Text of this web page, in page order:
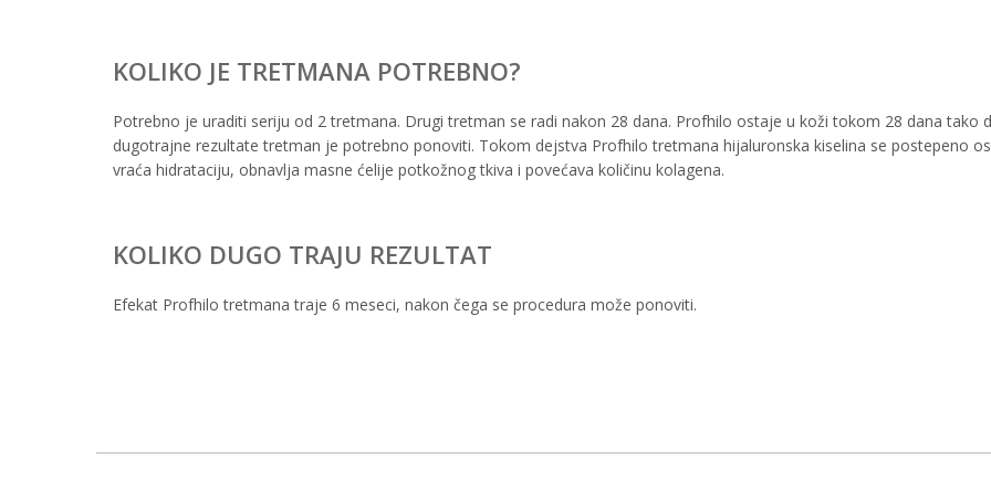
KOLIKO JE TRETMANA POTREBNO?
Potrebno je uraditi seriju od 2 tretmana. Drugi tretman se radi nakon 28 dana. Profhilo ostaje u koži tokom 28 dana tako
dugotrajne rezultate tretman je potrebno ponoviti. Tokom dejstva Profhilo tretmana hijaluronska kiselina se postepeno
vraća hidrataciju, obnavlja masne ćelije potkožnog tkiva i povećava količinu kolagena.
KOLIKO DUGO TRAJU REZULTAT
Efekat Profhilo tretmana traje 6 meseci, nakon čega se procedura može ponoviti.